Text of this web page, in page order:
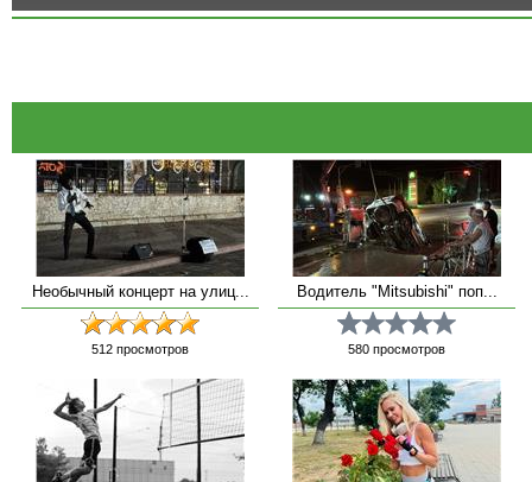
Необычный концерт на улиц...
512 просмотров
Водитель "Mitsubishi" поп...
580 просмотров